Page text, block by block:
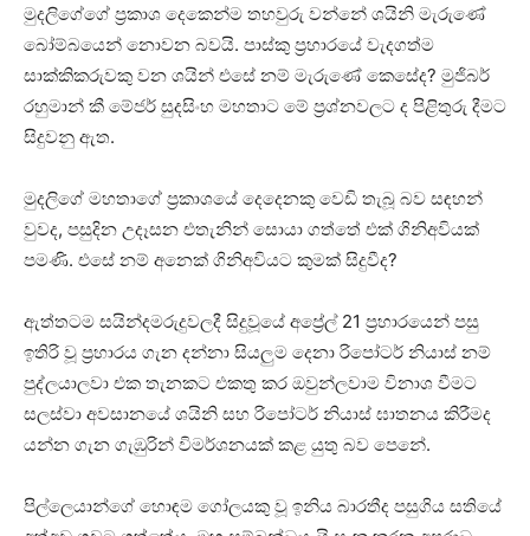
මුදලිගේගේ ප්‍රකාශ දෙකෙන්ම තහවුරු වන්නේ ශයිනි මැරුණේ
බෝම්බයෙන් නොවන බවයි. පාස්කු ප්‍රහාරයේ වැදගත්ම
සාක්කිකරුවකු වන ශයින් එසේ නම් මැරුණේ කෙසේද? මුජිබර්
රහුමාන් කී මේජර් සුදසිංහ මහතාට මේ ප්‍රශ්නවලට ද පිළිතුරු දීමට
සිදුවනු ඇත.
මුදලිගේ මහතාගේ ප්‍රකාශයේ දෙදෙනකු වෙඩි තැබූ බව සඳහන්
වුවද, පසුදින උදෑසන එතැනින් සොයා ගත්තේ එක් ගිනිඅවියක්
පමණි. එසේ නම් අනෙක් ගිනිඅවියට කුමක් සිදුවීද?
ඇත්තටම සයින්දමරුදුවලදී සිදුවූයේ අප්‍රේල් 21 ප්‍රහාරයෙන් පසු
ඉතිරි වූ ප්‍රහාරය ගැන දන්නා සියලුම දෙනා රිපෝටර් නියාස් නම්
පුද්ලයාලවා එක තැනකට එකතු කර ඔවුන්ලවාම විනාශ වීමට
සලස්වා අවසානයේ ශයිනි සහ රිපෝටර් නියාස් ඝාතනය කිරීමද
යන්න ගැන ගැඹුරින් විමර්ශනයක් කළ යුතු බව පෙනේ.
පිල්ලෙයාන්ගේ හොඳම ගෝලයකු වූ ඉනිය බාරතීද පසුගිය සතියේ